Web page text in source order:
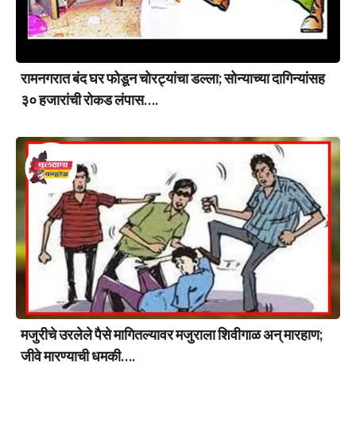
रामनगरात बंद घर फोडून चोरट्यांचा डल्ला; सोन्याच्या दागिन्यांसह
३० हजारांची रोकड लंपास….
मजुरीचे उरलेले पैसे मागितल्यावर मजुराला शिवीगाळ अन् मारहाण;
जीवे मारण्याची धमकी….